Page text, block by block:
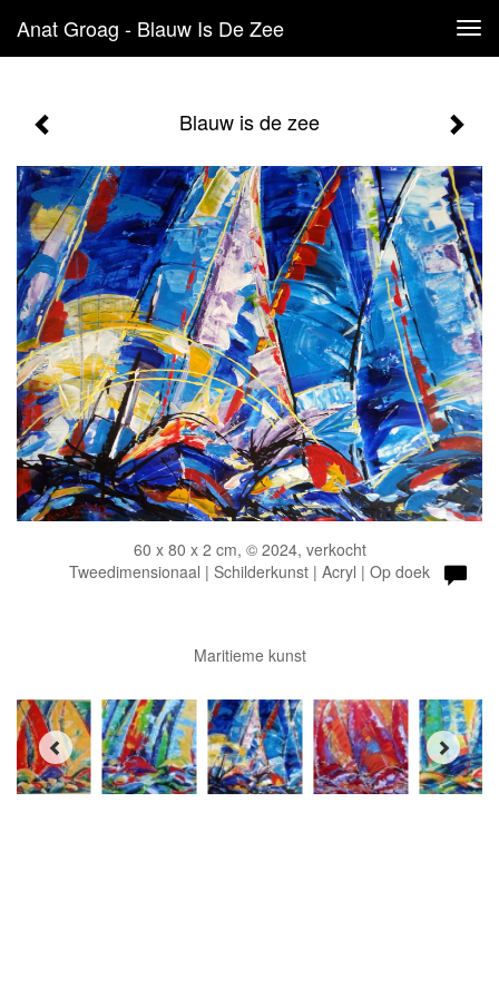
Anat Groag - Blauw Is De Zee
Blauw is de zee
60 x 80 x 2 cm, © 2024, verkocht
Tweedimensionaal | Schilderkunst | Acryl | Op doek
Maritieme kunst